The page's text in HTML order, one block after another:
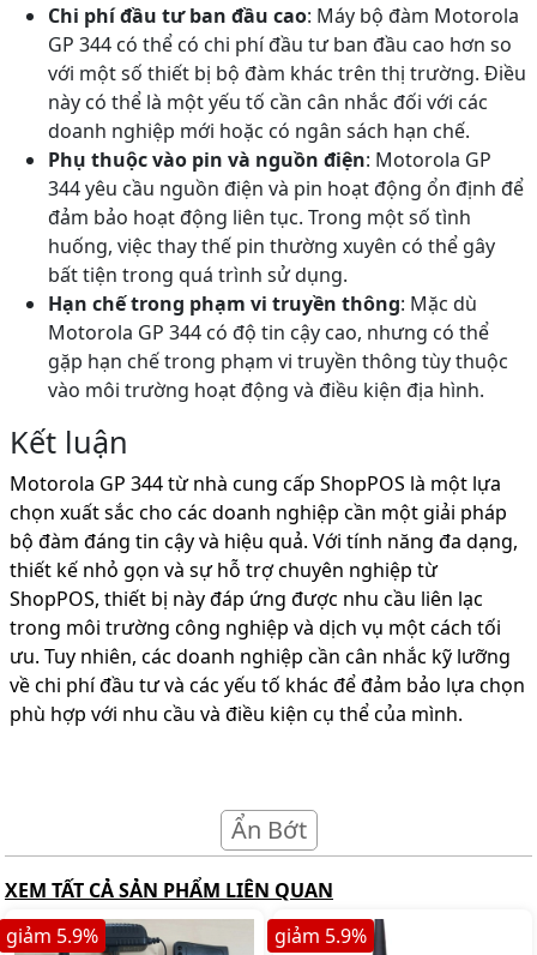
Chi phí đầu tư ban đầu cao: Máy bộ đàm Motorola
GP 344 có thể có chi phí đầu tư ban đầu cao hơn so
với một số thiết bị bộ đàm khác trên thị trường. Điều
này có thể là một yếu tố cần cân nhắc đối với các
doanh nghiệp mới hoặc có ngân sách hạn chế.
Phụ thuộc vào pin và nguồn điện: Motorola GP
344 yêu cầu nguồn điện và pin hoạt động ổn định để
đảm bảo hoạt động liên tục. Trong một số tình
huống, việc thay thế pin thường xuyên có thể gây
bất tiện trong quá trình sử dụng.
Hạn chế trong phạm vi truyền thông: Mặc dù
Motorola GP 344 có độ tin cậy cao, nhưng có thể
gặp hạn chế trong phạm vi truyền thông tùy thuộc
vào môi trường hoạt động và điều kiện địa hình.
Kết luận
Motorola GP 344 từ nhà cung cấp ShopPOS là một lựa
chọn xuất sắc cho các doanh nghiệp cần một giải pháp
bộ đàm đáng tin cậy và hiệu quả. Với tính năng đa dạng,
thiết kế nhỏ gọn và sự hỗ trợ chuyên nghiệp từ
ShopPOS, thiết bị này đáp ứng được nhu cầu liên lạc
trong môi trường công nghiệp và dịch vụ một cách tối
ưu. Tuy nhiên, các doanh nghiệp cần cân nhắc kỹ lưỡng
về chi phí đầu tư và các yếu tố khác để đảm bảo lựa chọn
phù hợp với nhu cầu và điều kiện cụ thể của mình.
Ẩn Bớt
XEM TẤT CẢ SẢN PHẨM LIÊN QUAN
giảm 5.9% giảm 5.9%